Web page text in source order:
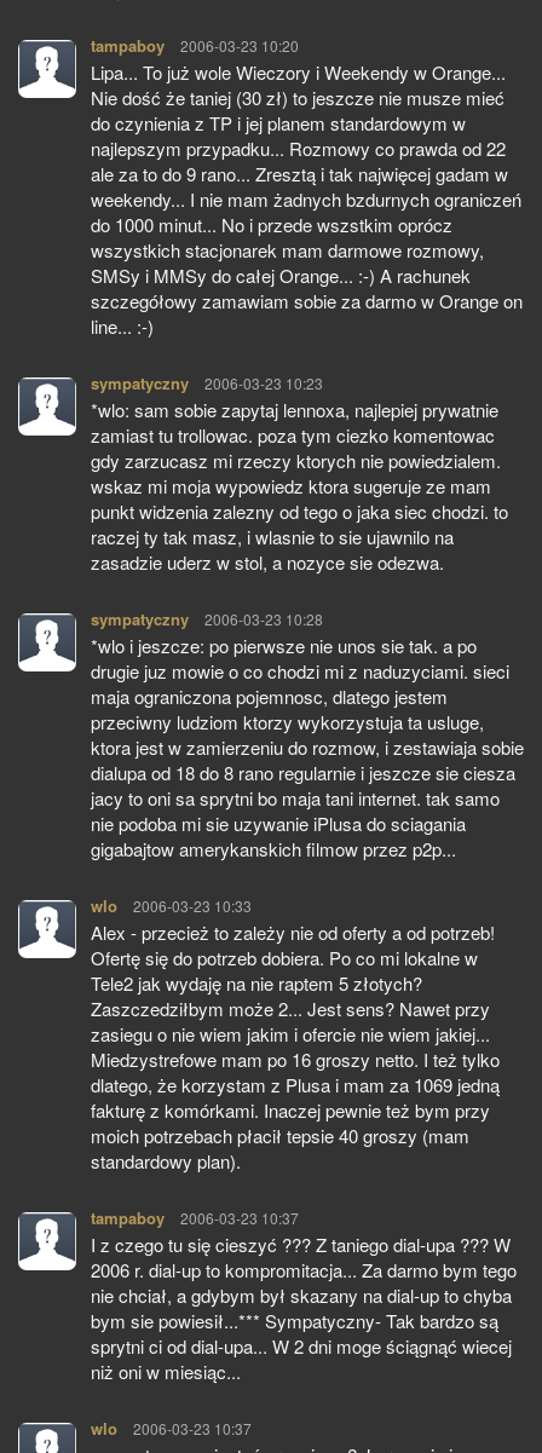
tampaboy pisze:
2006-03-23 10:20
Lipa... To już wole Wieczory i Weekendy w Orange...
Nie dość że taniej (30 zł) to jeszcze nie musze mieć
do czynienia z TP i jej planem standardowym w
najlepszym przypadku... Rozmowy co prawda od 22
ale za to do 9 rano... Zresztą i tak najwięcej gadam w
weekendy... I nie mam żadnych bzdurnych ograniczeń
do 1000 minut... No i przede wszstkim oprócz
wszystkich stacjonarek mam darmowe rozmowy,
SMSy i MMSy do całej Orange... :-) A rachunek
szczegółowy zamawiam sobie za darmo w Orange on
line... :-)
sympatyczny pisze:
2006-03-23 10:23
*wlo: sam sobie zapytaj lennoxa, najlepiej prywatnie
zamiast tu trollowac. poza tym ciezko komentowac
gdy zarzucasz mi rzeczy ktorych nie powiedzialem.
wskaz mi moja wypowiedz ktora sugeruje ze mam
punkt widzenia zalezny od tego o jaka siec chodzi. to
raczej ty tak masz, i wlasnie to sie ujawnilo na
zasadzie uderz w stol, a nozyce sie odezwa.
sympatyczny pisze:
2006-03-23 10:28
*wlo i jeszcze: po pierwsze nie unos sie tak. a po
drugie juz mowie o co chodzi mi z naduzyciami. sieci
maja ograniczona pojemnosc, dlatego jestem
przeciwny ludziom ktorzy wykorzystuja ta usluge,
ktora jest w zamierzeniu do rozmow, i zestawiaja sobie
dialupa od 18 do 8 rano regularnie i jeszcze sie ciesza
jacy to oni sa sprytni bo maja tani internet. tak samo
nie podoba mi sie uzywanie iPlusa do sciagania
gigabajtow amerykanskich filmow przez p2p...
wlo pisze:
2006-03-23 10:33
Alex - przecież to zależy nie od oferty a od potrzeb!
Ofertę się do potrzeb dobiera. Po co mi lokalne w
Tele2 jak wydaję na nie raptem 5 złotych?
Zaszczedziłbym może 2... Jest sens? Nawet przy
zasiegu o nie wiem jakim i ofercie nie wiem jakiej...
Miedzystrefowe mam po 16 groszy netto. I też tylko
dlatego, że korzystam z Plusa i mam za 1069 jedną
fakturę z komórkami. Inaczej pewnie też bym przy
moich potrzebach płacił tepsie 40 groszy (mam
standardowy plan).
tampaboy pisze:
2006-03-23 10:37
I z czego tu się cieszyć ??? Z taniego dial-upa ??? W
2006 r. dial-up to kompromitacja... Za darmo bym tego
nie chciał, a gdybym był skazany na dial-up to chyba
bym sie powiesił...*** Sympatyczny- Tak bardzo są
sprytni ci od dial-upa... W 2 dni moge ściągnąć wiecej
niż oni w miesiąc...
wlo pisze:
2006-03-23 10:37